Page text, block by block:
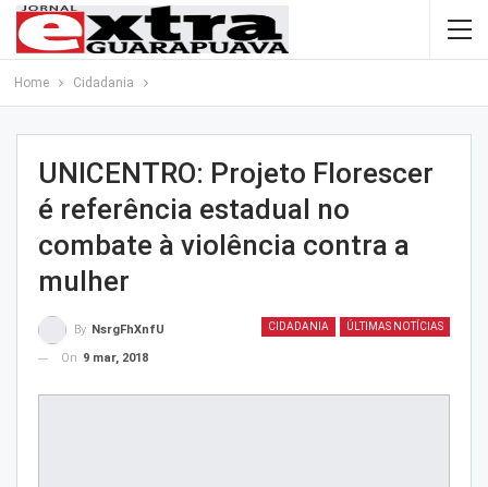
Home Cidadania
UNICENTRO: Projeto Florescer
é referência estadual no
combate à violência contra a
mulher
CIDADANIA ÚLTIMAS NOTÍCIAS
By NsrgFhXnfU
On 9 mar, 2018